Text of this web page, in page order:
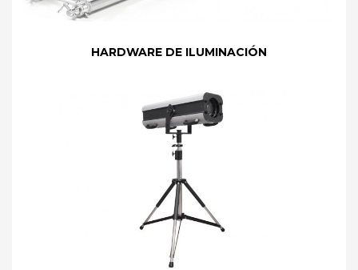
HARDWARE DE ILUMINACIÓN